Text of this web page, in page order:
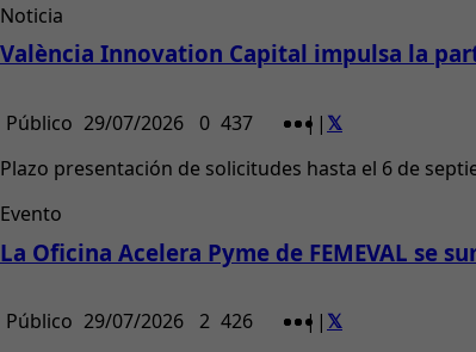
Noticia
València Innovation Capital impulsa la
Público 29/07/2026 0 437 | |
Plazo presentación de solicitudes hasta el 6 de
Evento
La Oficina Acelera Pyme de FEMEVAL se
Público 29/07/2026 2 426 | |